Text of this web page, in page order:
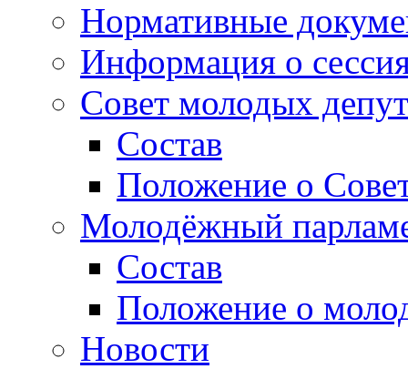
Нормативные
Информация о
Совет молодых
Состав
Положение о
Молодёжный
Состав
Положение о
Новости